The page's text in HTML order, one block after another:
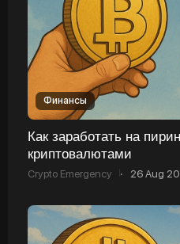
Финансы
Как заработать на
криптовалютами
Crypto Emergency · 26 Aug